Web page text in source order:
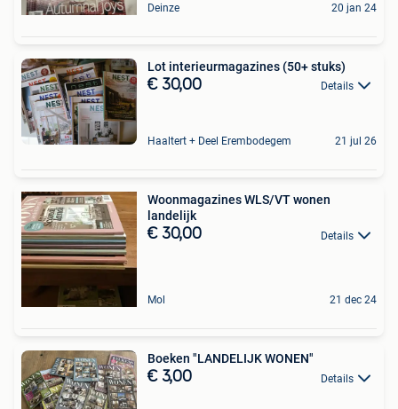
Deinze 20 jan 24
Lot interieurmagazines (50+ stuks)
€ 30,00 Details
Haaltert + Deel Erembodegem 21 jul 26
Woonmagazines WLS/VT wonen
landelijk
€ 30,00 Details
Mol 21 dec 24
Boeken "LANDELIJK WONEN"
€ 3,00 Details